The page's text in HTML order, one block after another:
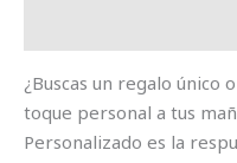
¿Buscas un regalo
toque personal a tus
Personalizado es la